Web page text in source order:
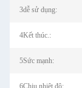
3dễ sử dụng:
4Kết thúc.:
5Sức mạnh:
6Chịu nhiệt độ: